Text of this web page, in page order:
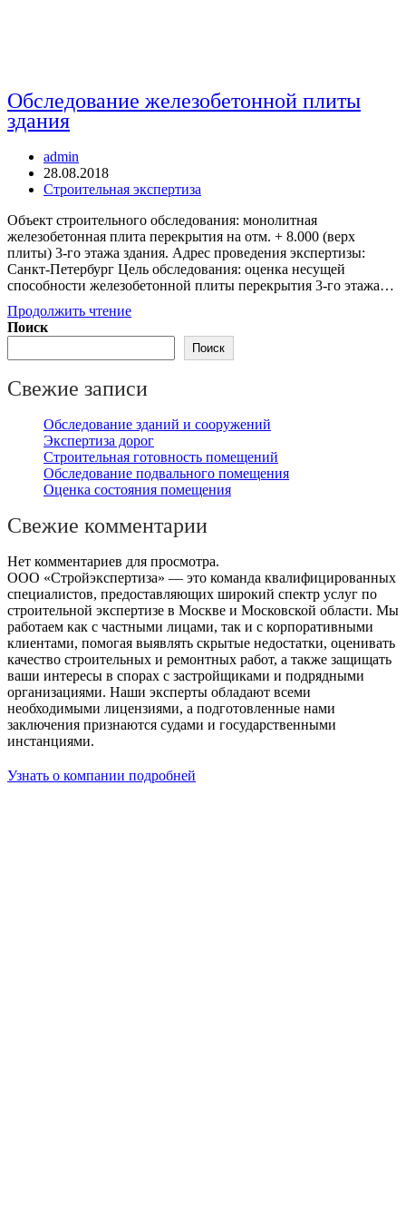
Обследование железобетонной плиты
здания
Автор
записи:
admin
Запись
опубликована:
28.08.2018
Рубрика
Строительная экспертиза
Объект строительного обследования: монолитная
железобетонная плита перекрытия на отм. + 8.000 (верх
плиты) 3-го этажа здания. Адрес проведения экспертизы:
Санкт-Петербург Цель обследования: оценка несущей
способности железобетонной плиты перекрытия 3-го этажа…
Продолжить чтениеОбследование
здания
Поиск
Поиск
Свежие записи
Обследование зданий и сооружений
Экспертиза дорог
Строительная готовность помещений
Обследование подвального помещения
Оценка состояния помещения
Свежие комментарии
Нет комментариев для просмотра.
ООО «Стройэкспертиза» — это команда квалифицированных
специалистов, предоставляющих широкий спектр услуг по
строительной экспертизе в Москве и Московской области. Мы
работаем как с частными лицами, так и с корпоративными
клиентами, помогая выявлять скрытые недостатки, оценивать
качество строительных и ремонтных работ, а также защищать
ваши интересы в спорах с застройщиками и подрядными
организациями. Наши эксперты обладают всеми
необходимыми лицензиями, а подготовленные нами
заключения признаются судами и государственными
инстанциями.
Узнать о компании подробней